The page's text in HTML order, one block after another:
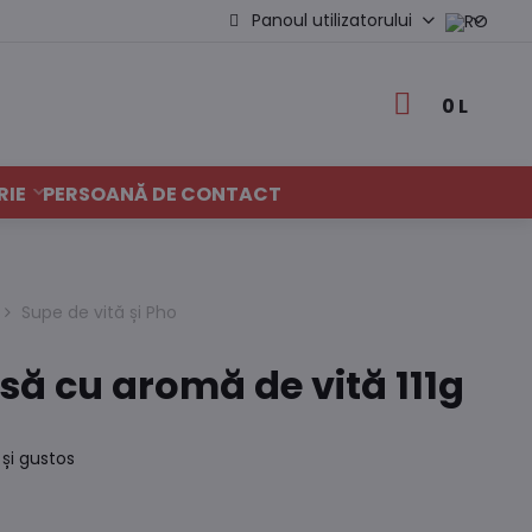
Panoul utilizatorului
0 L
PERSOANĂ DE CONTACT
Supe de vită și Pho
cu aromă de vită 111g
gustos